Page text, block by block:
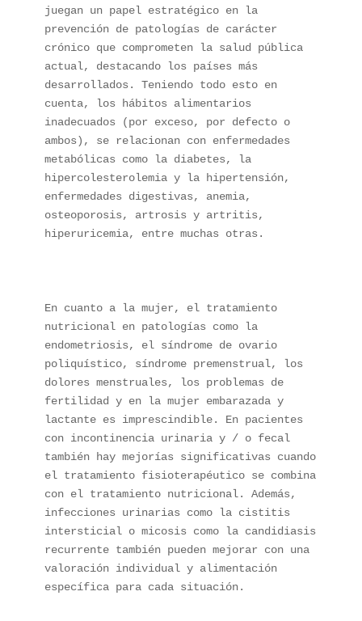
juegan un papel estratégico en la
prevención de patologías de carácter
crónico que comprometen la salud pública
actual, destacando los países más
desarrollados. Teniendo todo esto en
cuenta, los hábitos alimentarios
inadecuados (por exceso, por defecto o
ambos), se relacionan con enfermedades
metabólicas como la diabetes, la
hipercolesterolemia y la hipertensión,
enfermedades digestivas, anemia,
osteoporosis, artrosis y artritis,
hiperuricemia, entre muchas otras.
En cuanto a la mujer, el tratamiento
nutricional en patologías como la
endometriosis, el síndrome de ovario
poliquístico, síndrome premenstrual, los
dolores menstruales, los problemas de
fertilidad y en la mujer embarazada y
lactante es imprescindible. En pacientes
con incontinencia urinaria y / o fecal
también hay mejorías significativas cuando
el tratamiento fisioterapéutico se combina
con el tratamiento nutricional. Además,
infecciones urinarias como la cistitis
intersticial o micosis como la candidiasis
recurrente también pueden mejorar con una
valoración individual y alimentación
específica para cada situación.